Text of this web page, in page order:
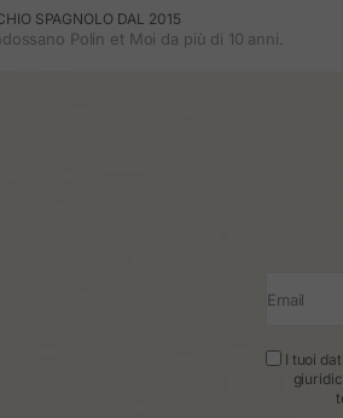
SPAGNOLO DAL 2015
Polin et Moi da più di 10 anni.
Email
I tuoi